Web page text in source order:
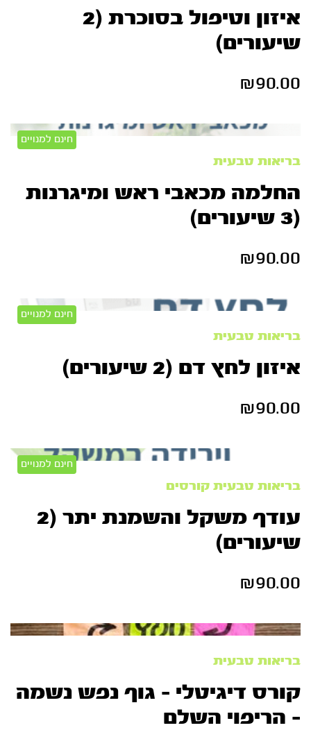
איזון וטיפול בסוכרת (2
שיעורים)
₪90.00
חינם למנויים
בריאות טבעית
החלמה מכאבי ראש ומיגרנות
(3 שיעורים)
₪90.00
חינם למנויים
בריאות טבעית
איזון לחץ דם (2 שיעורים)
₪90.00
חינם למנויים
בריאות טבעית קורסים
עודף משקל והשמנת יתר (2
שיעורים)
₪90.00
בריאות טבעית
קורס דיגיטלי – גוף נפש נשמה
– הריפוי השלם